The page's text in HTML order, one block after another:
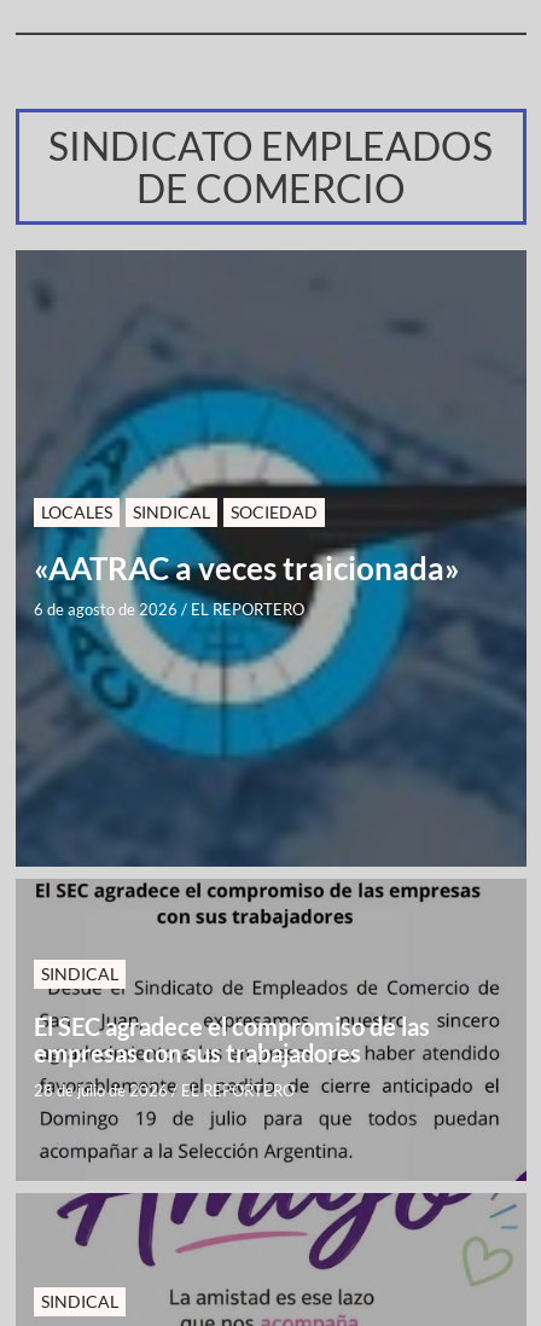
SINDICATO EMPLEADOS
DE COMERCIO
LOCALES SINDICAL SOCIEDAD
«AATRAC a veces traicionada»
6 de agosto de 2026 / EL REPORTERO
SINDICAL
El SEC agradece el compromiso de las
empresas con sus trabajadores
28 de julio de 2026/ EL REPORTERO
SINDICAL